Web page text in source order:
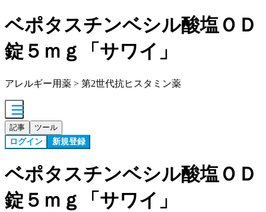
ベポタスチンベシル酸塩ＯＤ
錠５ｍｇ「サワイ」
アレルギー用薬 > 第2世代抗ヒスタミン薬
記事 ツール
ログイン 新規登録
ベポタスチンベシル酸塩ＯＤ
錠５ｍｇ「サワイ」